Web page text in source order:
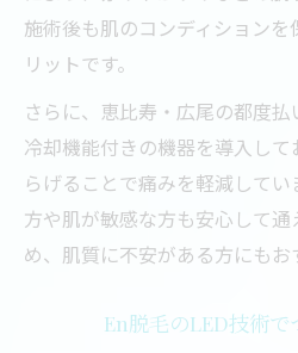
施術後も肌のコンディション
リットです。
さらに、恵比寿・広尾の都度払
冷却機能付きの機器を導入し
らげることで痛みを軽減して
方や肌が敏感な方も安心して
め、肌質に不安がある方にもお
En脱毛のLED技術で